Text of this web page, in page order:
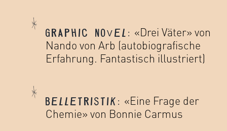
GRAPHIC NOVEL:
«Drei Väter» von
Nando von Arb (autobiografische
Erfahrung. Fantastisch illustriert)
BELLETRISTIK:
«Eine Frage der
Chemie» von Bonnie Carmus